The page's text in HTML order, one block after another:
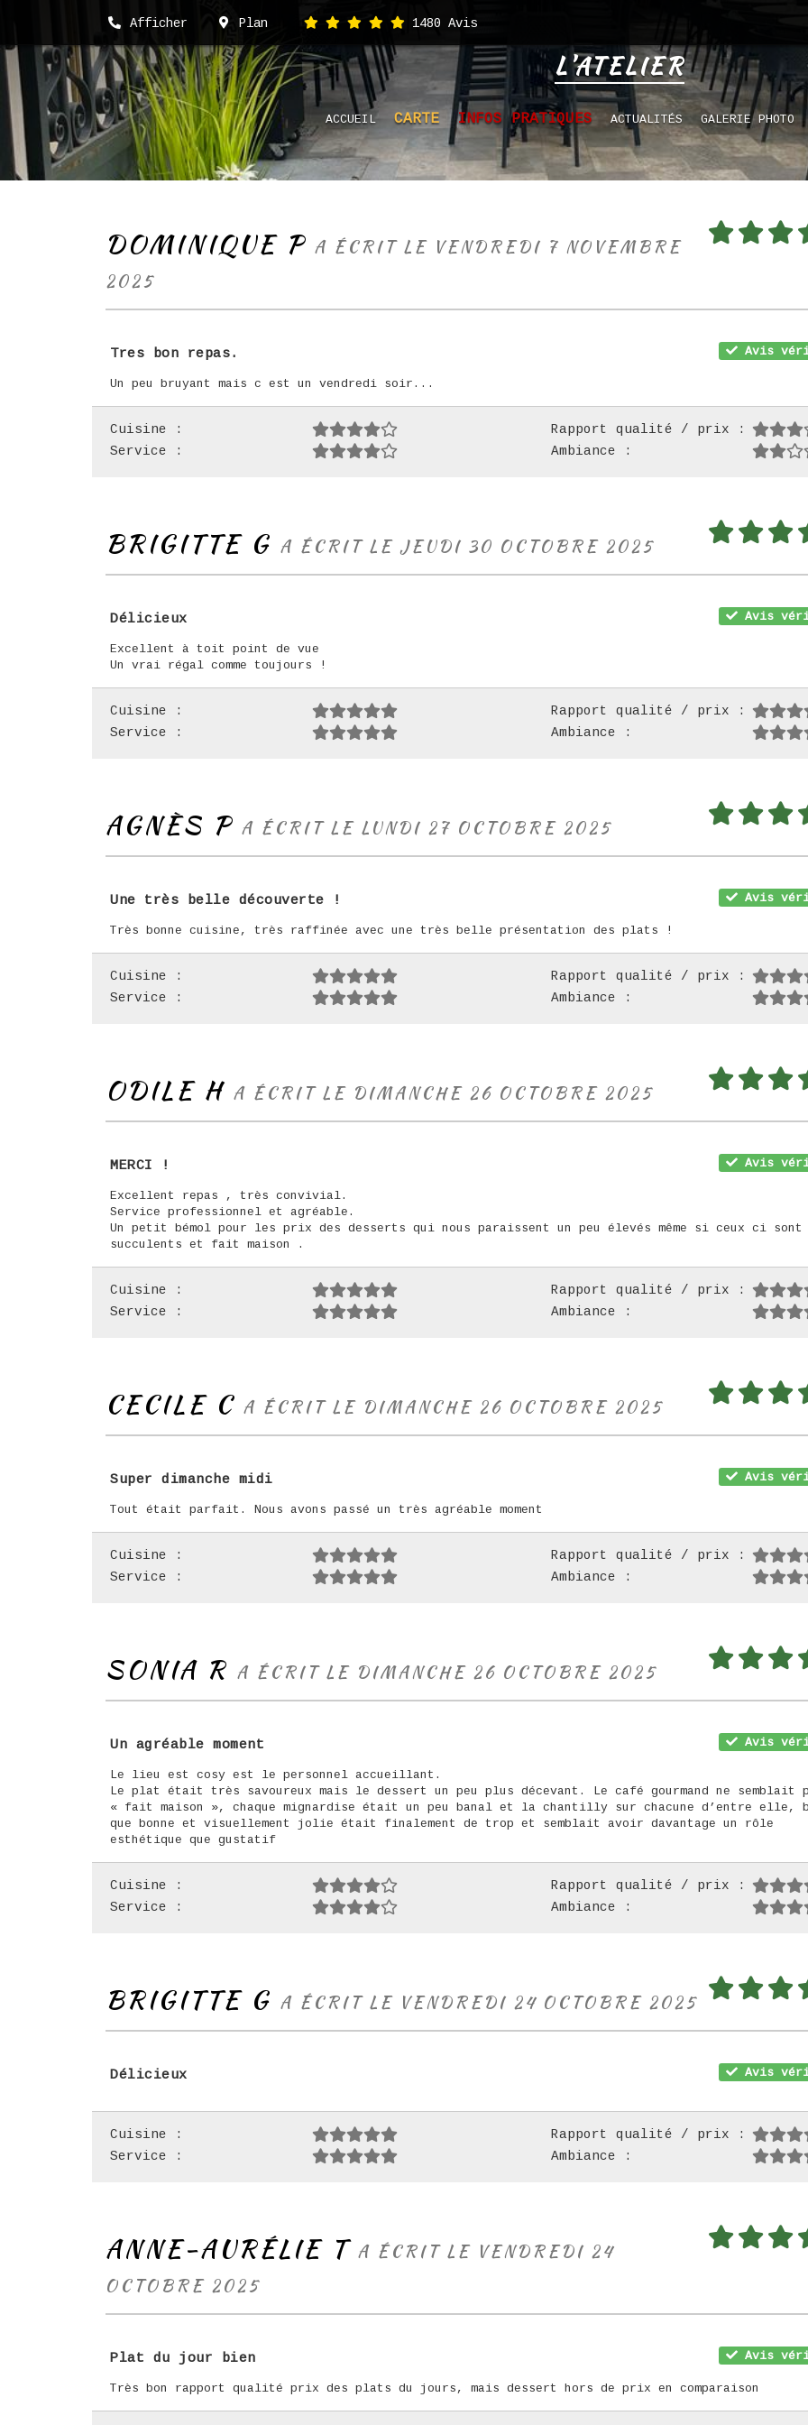
Afficher Plan 1480 Avis
L'ATELIER
ACCUEIL CARTE INFOS PRATIQUES ACTUALITÉS GALERIE PHOTO
DOMINIQUE P A ÉCRIT LE VENDREDI 7 NOVEMBRE
2025
Avis
Tres bon repas.
Un peu bruyant mais c est un vendredi soir...
Cuisine :
Rapport qualité / prix :
Service :
Ambiance :
BRIGITTE G A ÉCRIT LE JEUDI 30 OCTOBRE 2025
Avis
Délicieux
Excellent à toit point de vue
Un vrai régal comme toujours !
Cuisine :
Rapport qualité / prix :
Service :
Ambiance :
AGNÈS P A ÉCRIT LE LUNDI 27 OCTOBRE 2025
Avis
Une très belle découverte !
Très bonne cuisine, très raffinée avec une très belle présentation des plats !
Cuisine :
Rapport qualité / prix :
Service :
Ambiance :
ODILE H A ÉCRIT LE DIMANCHE 26 OCTOBRE 2025
Avis
MERCI !
Excellent repas , très convivial.
Service professionnel et agréable.
Un petit bémol pour les prix des desserts qui nous paraissent un peu élevés même si ceux ci sont
succulents et fait maison .
Cuisine :
Rapport qualité / prix :
Service :
Ambiance :
CECILE C A ÉCRIT LE DIMANCHE 26 OCTOBRE 2025
Avis
Super dimanche midi
Tout était parfait. Nous avons passé un très agréable moment
Cuisine :
Rapport qualité / prix :
Service :
Ambiance :
SONIA R A ÉCRIT LE DIMANCHE 26 OCTOBRE 2025
Avis
Un agréable moment
Le lieu est cosy est le personnel accueillant.
Le plat était très savoureux mais le dessert un peu plus décevant. Le café gourmand ne semblait
« fait maison », chaque mignardise était un peu banal et la chantilly sur chacune d’entre elle,
que bonne et visuellement jolie était finalement de trop et semblait avoir davantage un rôle
esthétique que gustatif
Cuisine :
Rapport qualité / prix :
Service :
Ambiance :
BRIGITTE G A ÉCRIT LE VENDREDI 24 OCTOBRE 2025
Avis
Délicieux
Cuisine :
Rapport qualité / prix :
Service :
Ambiance :
ANNE-AURÉLIE T A ÉCRIT LE VENDREDI 24
OCTOBRE 2025
Avis
Plat du jour bien
Très bon rapport qualité prix des plats du jours, mais dessert hors de prix en comparaison